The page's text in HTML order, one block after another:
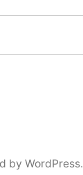
by WordPress.